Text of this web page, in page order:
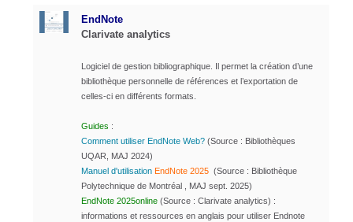
EndNote
Clarivate analytics
Logiciel de gestion bibliographique. Il permet la création d’une
bibliothèque personnelle de références et l’exportation de
celles-ci en différents formats.
Guides :
Comment utiliser EndNote Web? (Source : Bibliothèques
UQAR, MAJ 2024)
Manuel d'utilisation EndNote 2025 (Source : Bibliothèque
Polytechnique de Montréal , MAJ sept. 2025)
EndNote 2025online (Source : Clarivate analytics) :
informations et ressources en anglais pour utiliser Endnote